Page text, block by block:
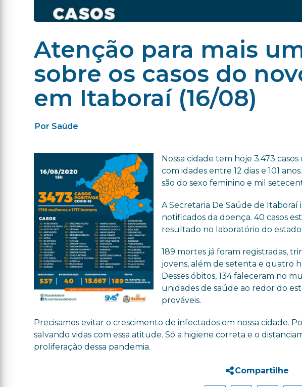
Atenção para mais
sobre os casos do
em Itaboraí (16/08)
Por Saúde
Nossa cidade tem hoje 3.473
com idades entre 12 dias e 101
são do sexo feminino e mil
A Secretaria De Saúde de Itaboraí
notificados da doença. 40 casos
resultado no laboratório do
189 mortes já foram registradas,
jovens, além de setenta e quatro
Desses óbitos, 134 faleceram no
unidades de saúde ao redor do
prováveis.
Precisamos evitar o crescimento de infectados em nossa cidade.
salvando vidas com essa atitude. Só a higiene correta e o
proliferação dessa pandemia.
Compartilhe